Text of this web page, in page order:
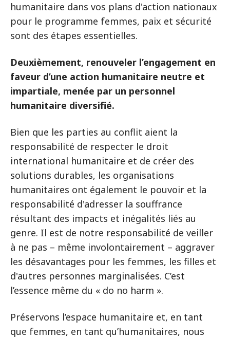
humanitaire dans vos plans d'action nationaux
pour le programme femmes, paix et sécurité
sont des étapes essentielles.
Deuxièmement, renouveler l’engagement en
faveur d’une action humanitaire neutre et
impartiale, menée par un personnel
humanitaire diversifié.
Bien que les parties au conflit aient la
responsabilité de respecter le droit
international humanitaire et de créer des
solutions durables, les organisations
humanitaires ont également le pouvoir et la
responsabilité d'adresser la souffrance
résultant des impacts et inégalités liés au
genre. Il est de notre responsabilité de veiller
à ne pas – même involontairement – aggraver
les désavantages pour les femmes, les filles et
d'autres personnes marginalisées. C’est
l’essence même du « do no harm ».
Préservons l’espace humanitaire et, en tant
que femmes, en tant qu’humanitaires, nous